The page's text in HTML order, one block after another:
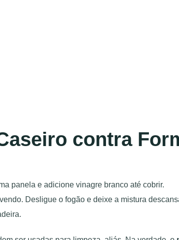
contra
panela e adicione vinagre branco até cobrir.
Desligue o fogão e deixe a mistura